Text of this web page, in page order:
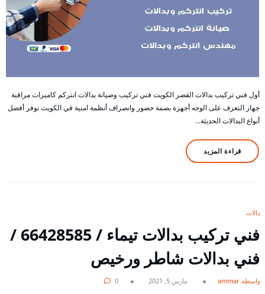
أول فني تركيب بدالات القصر الكويت فني تركيب وصيانة بدالات انتركم كاميرات مراقبة
جهاز التعرف على الوجه أجهزة بصمة حضور وانصراف أنظمة امنية في الكويت نوفر أفضل
أنواع البدالات الحديثة…
قراءة المزيد
بدالات
فني تركيب بدالات تيماء / 66428585 /
فني بدالات شاطر ورخيص
بواسطة ammar مارس 5, 2021 0